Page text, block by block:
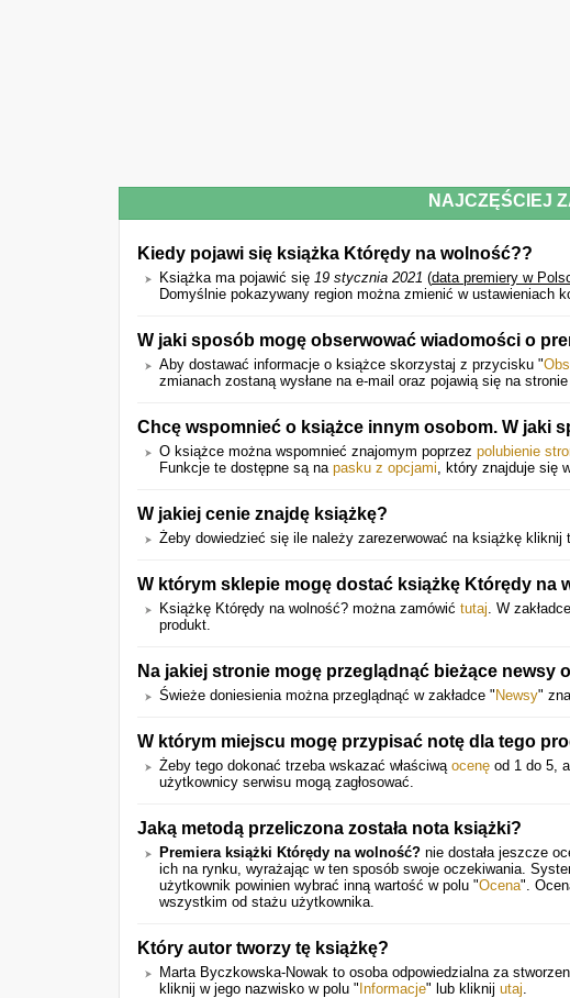
NAJCZĘŚCIEJ
Kiedy pojawi się książka Którędy na wolność??
Książka ma pojawić się 19 stycznia 2021 (data premiery w
Domyślnie pokazywany region można zmienić w ustawieniach
W jaki sposób mogę obserwować wiadomości o
Aby dostawać informacje o książce skorzystaj z przycisku "
zmianach zostaną wysłane na e-mail oraz pojawią się na
Chcę wspomnieć o książce innym osobom. W jaki
O książce można wspomnieć znajomym poprzez polubienie
Funkcje te dostępne są na pasku z opcjami, który znajduje się
W jakiej cenie znajdę książkę?
Żeby dowiedzieć się ile należy zarezerwować na książkę kliknij
W którym sklepie mogę dostać książkę Którędy na
Książkę Którędy na wolność? można zamówić tutaj. W
produkt.
Na jakiej stronie mogę przeglądnąć bieżące newsy
Świeże doniesienia można przeglądnąć w zakładce " Newsy"
W którym miejscu mogę przypisać notę dla tego
Żeby tego dokonać trzeba wskazać właściwą ocenę od 1 do 5,
użytkownicy serwisu mogą zagłosować.
Jaką metodą przeliczona została nota książki?
Premiera książki Którędy na wolność? nie dostała jeszcze
ich na rynku, wyrażając w ten sposób swoje oczekiwania.
użytkownik powinien wybrać inną wartość w polu "Ocena".
wszystkim od stażu użytkownika.
Który autor tworzy tę książkę?
Marta Byczkowska-Nowak to osoba odpowiedzialna za
kliknij w jego nazwisko w polu " Informacje" lub kliknij utaj.